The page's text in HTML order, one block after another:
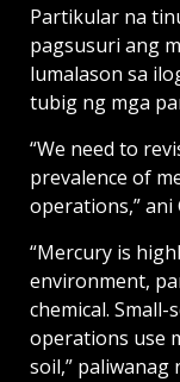
Partikular na
pagsusuri ang
lumalason sa
tubig ng mga
“We need to
prevalence of
operations,” ani
“Mercury is
environment,
chemical.
operations use
soil,” paliwanag